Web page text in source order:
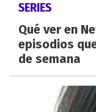
SERIES
Qué ver en
episodios
de semana